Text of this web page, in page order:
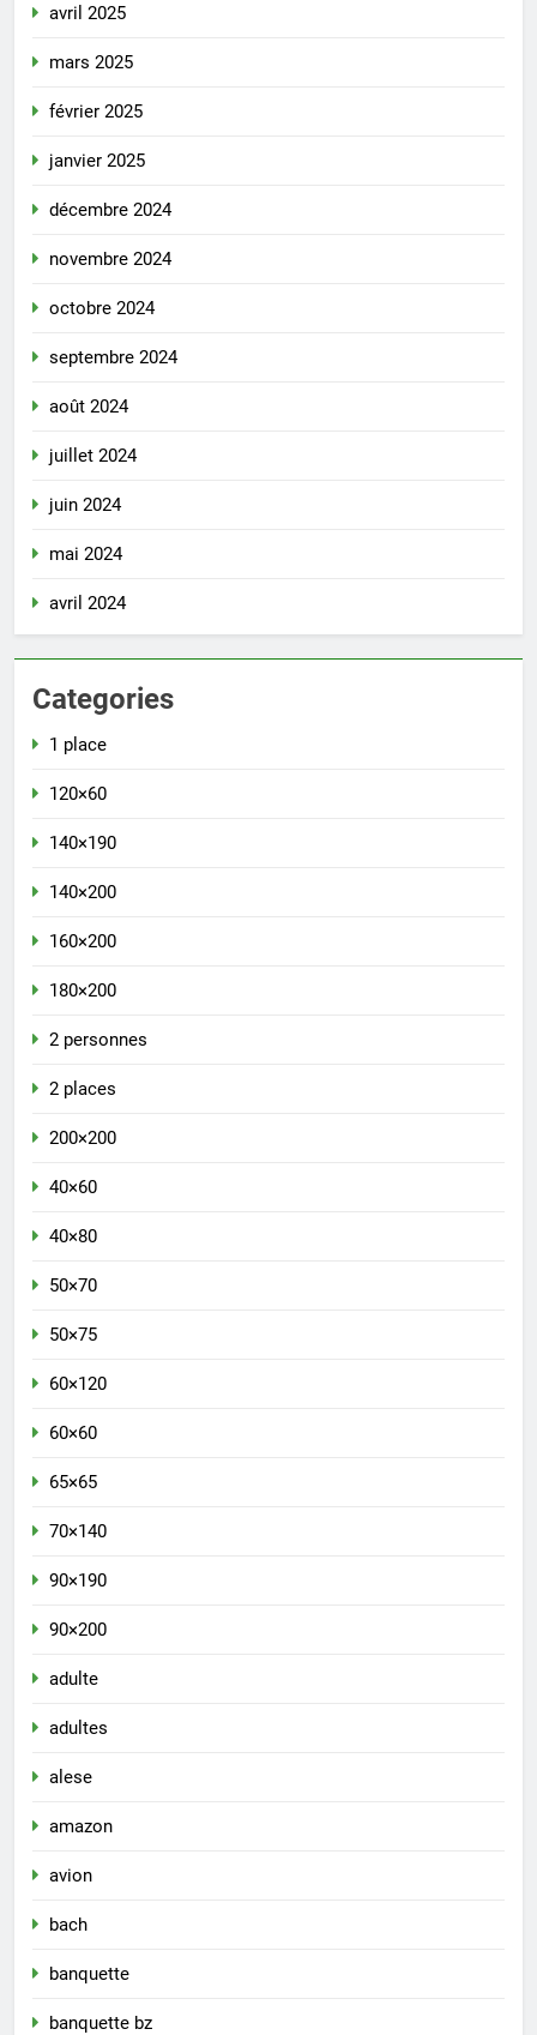
avril 2025
mars 2025
février 2025
janvier 2025
décembre 2024
novembre 2024
octobre 2024
septembre 2024
août 2024
juillet 2024
juin 2024
mai 2024
avril 2024
Categories
1 place
120×60
140×190
140×200
160×200
180×200
2 personnes
2 places
200×200
40×60
40×80
50×70
50×75
60×120
60×60
65×65
70×140
90×190
90×200
adulte
adultes
alese
amazon
avion
bach
banquette
banquette bz